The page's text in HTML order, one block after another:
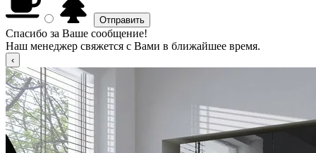
Спасибо за Ваше сообщение!
Наш менеджер свяжется с Вами в ближайшее время.